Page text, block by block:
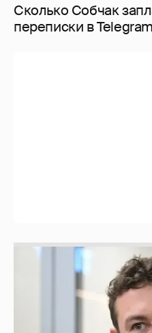
Сколько Собчак
перeписки в
Никита Кологривый